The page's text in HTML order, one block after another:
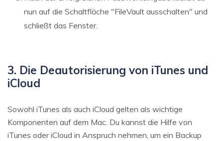
nun auf die Schaltfläche "FileVault ausschalten" und
schließt das Fenster.
3. Die Deautorisierung von iTunes und
iCloud
Sowohl iTunes als auch iCloud gelten als wichtige
Komponenten auf dem Mac. Du kannst die Hilfe von
iTunes oder iCloud in Anspruch nehmen, um ein Backup